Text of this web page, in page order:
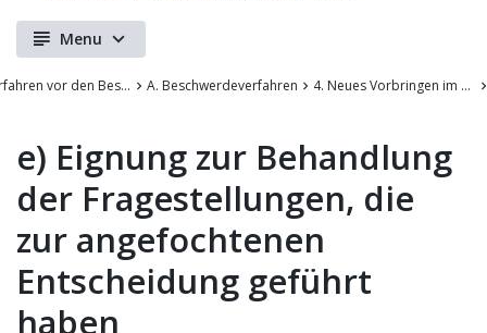
Menu
V. Verfahren vor den Beschwerdekammern A. Beschwerdeverfahren 4. Neues Vorbringen im Beschwerdeverfahren
e) Eignung zur Behandlung
der Fragestellungen, die
zur angefochtenen
Entscheidung geführt
haben